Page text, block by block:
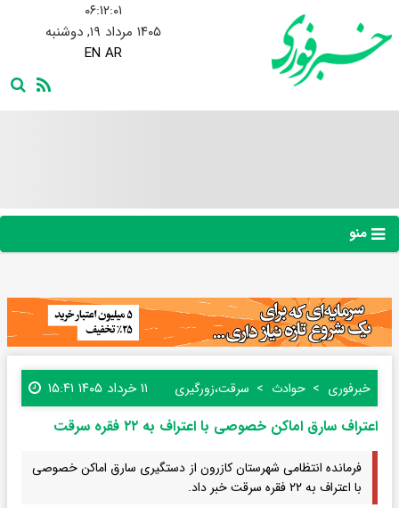
۰۶:۱۲:۰۱
۱۴۰۵ مرداد ۱۹, دوشنبه
EN AR
منو
خبرفوری حوادث سرقت،زورگیری ۱۱ خرداد ۱۴۰۵ ۱۵:۴۱
اعتراف سارق اماکن خصوصی با اعتراف به ۲۲ فقره سرقت
فرمانده انتظامی شهرستان کازرون از دستگیری سارق اماکن خصوصی
با اعتراف به ۲۲ فقره سرقت خبر داد.